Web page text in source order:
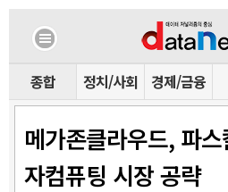
종합 정치/사회 경제/금융
메가존클라우드, 파
자컴퓨팅 시장 공략